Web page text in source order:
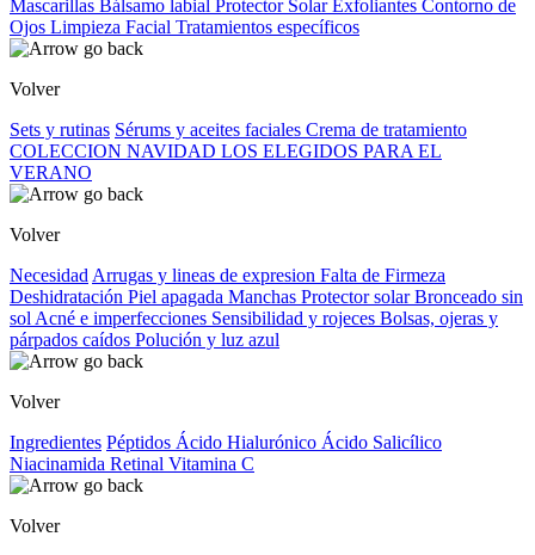
Mascarillas Bálsamo labial Protector SolarExfoliantes Contorno de
Ojos Limpieza Facial Tratamientos específicos
Volver
Sets y rutinas Sérums y aceites faciales Crema de tratamiento
COLECCION NAVIDAD LOS ELEGIDOS PARA EL
VERANO
Volver
Necesidad Arrugas y lineas de expresion Falta de Firmeza
Deshidratación Piel apagada Manchas Protector solarBronceado sin
sol Acné e imperfecciones Sensibilidad y rojeces Bolsas, ojeras y
párpados caídos Polución y luz azul
Volver
Ingredientes Péptidos Ácido Hialurónico Ácido Salicílico
Niacinamida Retinal Vitamina C
Volver